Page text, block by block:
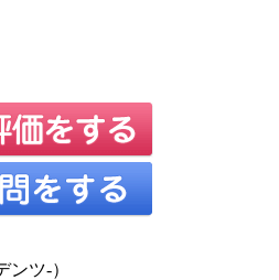
ツ-）